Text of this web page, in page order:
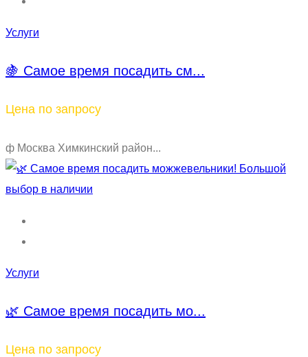
Услуги
🍇 Самое время посадить см...
Цена по запросу
ф Москва Химкинский район...
Услуги
🌿 Самое время посадить мо...
Цена по запросу